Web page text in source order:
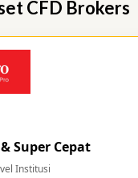
CFD Brokers
Super Cepat
Institusi